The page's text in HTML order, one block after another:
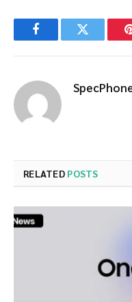
FacebookTwitter
RELATED POSTS